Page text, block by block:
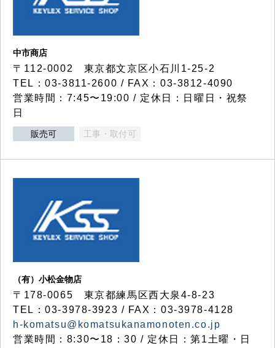
中市商店
〒112-0002 東京都文京区小石川1-25-2
TEL：03-3811-2600 / FAX：03-3812-4090
営業時間：7:45〜19:00 / 定休日：日曜日・祝祭
日
販売可 工事・取付可
（有）小松金物店
〒178-0065 東京都練馬区西大泉4-8-23
TEL：03-3978-3923 / FAX：03-3978-4128
h-komatsu@komatsukanamonoten.co.jp
営業時間：8:30〜18：30 / 定休日：第1土曜・日